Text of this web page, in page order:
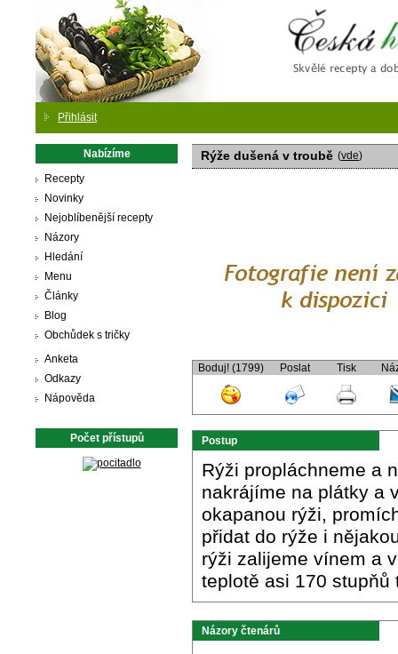
Přihlásit
Nabízíme
Recepty
Novinky
Nejoblíbenější recepty
Názory
Hledání
Menu
Články
Blog
Obchůdek s tričky
Anketa
Odkazy
Nápověda
Počet přístupů
Rýže dušená v troubě (vde)
Boduj! (1799) Poslat Tisk
Postup
Rýži propláchneme a
nakrájíme na plátky a
okapanou rýži,
přidat do rýže i
rýži zalijeme vínem a
teplotě asi 170
Názory čtenárů